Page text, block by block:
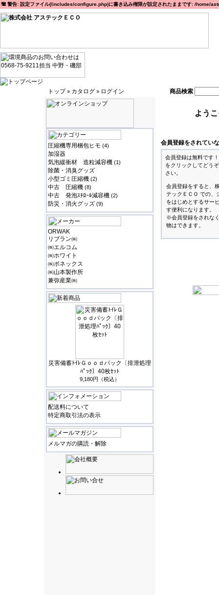
警告: 設定ファイル(/includes/configure.php)に書き込み権限が設定されたままです: /
トップ» カタログ » ログイン 商品検索
圧縮機専用梱包ヒモ (4)
加湿器
気泡緩衝材 造粒減容機 (1)
除菌・消臭グッズ
小型ゴミ圧縮機 (2)
中古 圧縮機 (8)
中古 発泡ｽﾁﾛｰﾙ減容機 (2)
防災・消火グッズ (9)
ORWAK
リブラン㈱
㈱エルコム
㈱ホワイト
㈱ボネックス
㈱山本製作所
兼弥産業㈱
災害備蓄ﾄｲﾚＧｏｏｄパック〔排泄処理
ﾊﾟｯｸ〕40枚ｾｯﾄ
9,180円（税込）
配送料について
特定商取引法の表示
メルマガの購読・解除
よう
会員登録をされてい
会員登録は無料です
をクリックしてどう
さい。
会員登録をすると、
テックＥＣＯ での、
をはじめとするサー
す便利になります。
※会員登録をされな
物はできます。